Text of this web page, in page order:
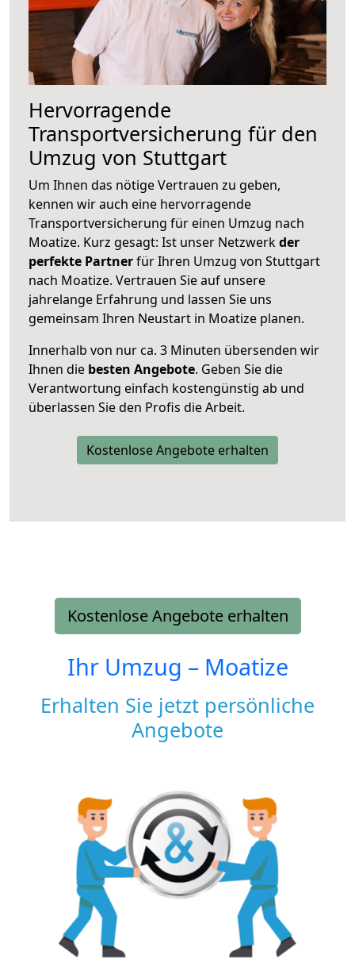
Hervorragende
Transportversicherung für den
Umzug von Stuttgart
Um Ihnen das nötige Vertrauen zu geben,
kennen wir auch eine hervorragende
Transportversicherung für einen Umzug nach
Moatize. Kurz gesagt: Ist unser Netzwerkder
perfekte Partnerfür Ihren Umzug von Stuttgart
nach Moatize. Vertrauen Sie auf unsere
jahrelange Erfahrung und lassen Sie uns
gemeinsam Ihren Neustart in Moatize planen.
Innerhalb von nur ca. 3 Minuten übersenden wir
Ihnen die besten Angebote. Geben Sie die
Verantwortung einfach kostengünstig ab und
überlassen Sie den Profis die Arbeit.
Kostenlose Angebote erhalten
Kostenlose Angebote erhalten
Ihr Umzug – Moatize
Erhalten Sie jetzt persönliche
Angebote